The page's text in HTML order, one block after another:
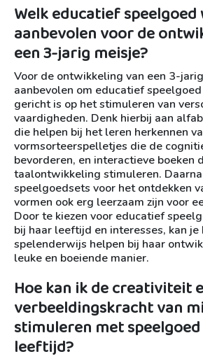
Welk educatief
aanbevolen voor de
een 3-jarig meisje?
Voor de ontwikkeling van een 3-
aanbevolen om educatief
gericht is op het stimuleren van
vaardigheden. Denk hierbij aan
die helpen bij het leren herkennen
vormsorteerspelletjes die de
bevorderen, en interactieve boeken
taalontwikkeling stimuleren.
speelgoedsets voor het ontdekken
vormen ook erg leerzaam zijn voor
Door te kiezen voor educatief
bij haar leeftijd en interesses, kan je
spelenderwijs helpen bij haar
leuke en boeiende manier.
Hoe kan ik de creativiteit
verbeeldingskracht van
stimuleren met
leeftijd?